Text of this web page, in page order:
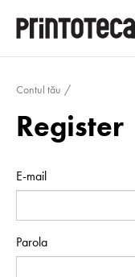
Contul tău
Register
E-mail
Parola